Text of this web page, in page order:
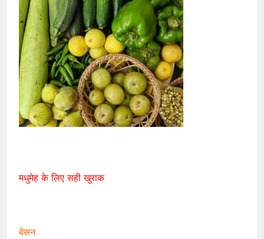
मधुमेह के लिए सही खुराक
बेसन